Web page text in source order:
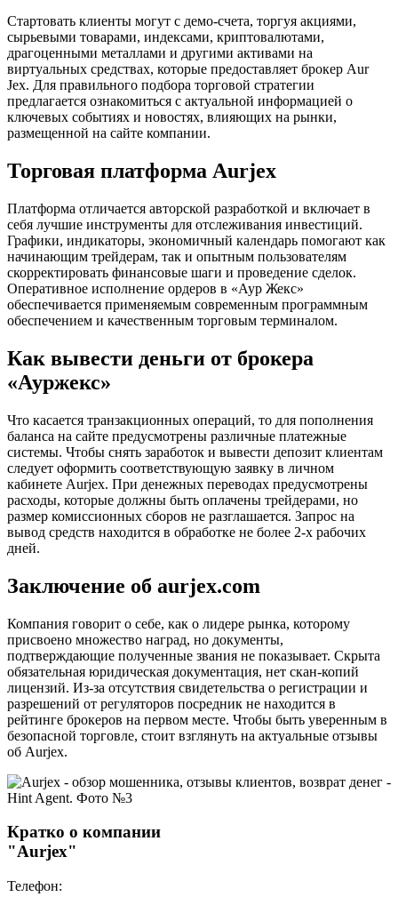
Стартовать клиенты могут с демо-счета, торгуя акциями,
сырьевыми товарами, индексами, криптовалютами,
драгоценными металлами и другими активами на
виртуальных средствах, которые предоставляет брокер Aur
Jex. Для правильного подбора торговой стратегии
предлагается ознакомиться с актуальной информацией о
ключевых событиях и новостях, влияющих на рынки,
размещенной на сайте компании.
Торговая платформа Aurjex
Платформа отличается авторской разработкой и включает в
себя лучшие инструменты для отслеживания инвестиций.
Графики, индикаторы, экономичный календарь помогают как
начинающим трейдерам, так и опытным пользователям
скорректировать финансовые шаги и проведение сделок.
Оперативное исполнение ордеров в «Аур Жекс»
обеспечивается применяемым современным программным
обеспечением и качественным торговым терминалом.
Как вывести деньги от брокера
«Ауржекс»
Что касается транзакционных операций, то для пополнения
баланса на сайте предусмотрены различные платежные
системы. Чтобы снять заработок и вывести депозит клиентам
следует оформить соответствующую заявку в личном
кабинете Aurjex. При денежных переводах предусмотрены
расходы, которые должны быть оплачены трейдерами, но
размер комиссионных сборов не разглашается. Запрос на
вывод средств находится в обработке не более 2-х рабочих
дней.
Заключение об aurjex.com
Компания говорит о себе, как о лидере рынка, которому
присвоено множество наград, но документы,
подтверждающие полученные звания не показывает. Скрыта
обязательная юридическая документация, нет скан-копий
лицензий. Из-за отсутствия свидетельства о регистрации и
разрешений от регуляторов посредник не находится в
рейтинге брокеров на первом месте. Чтобы быть уверенным в
безопасной торговле, стоит взглянуть на актуальные отзывы
об Aurjex.
Кратко о компании
"Aurjex"
Телефон: